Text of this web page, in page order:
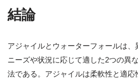
結論
アジャイルとウォーターフォールは
ニーズや状況に応じて適した2つの異
法である。アジャイルは柔軟性と適応